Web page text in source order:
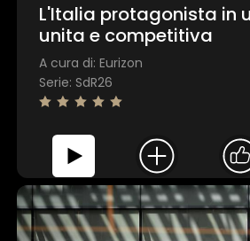
L'Italia protagonista in
unita e competitiva
A cura di: Eurizon
Serie: SdR26